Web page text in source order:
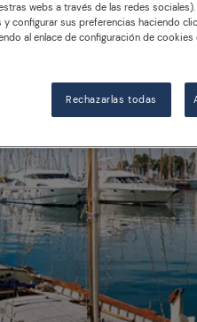
webs a través de las redes sociales).
configurar sus preferencias haciendo
al enlace de configuración de cookies
Rechazarlas todas